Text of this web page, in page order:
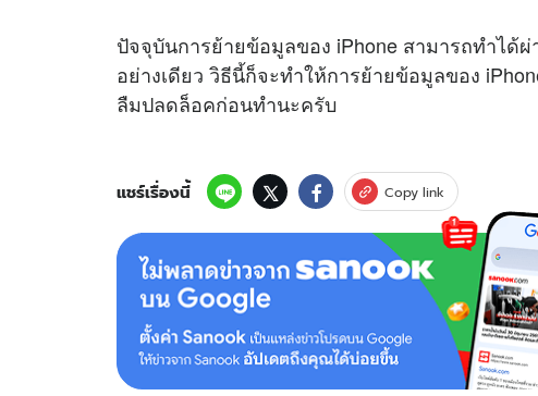
ปัจจุบันการย้ายข้อมูลของ iPhone สามารถทำได้ผ่
อย่างเดียว วิธีนี้ก็จะทำให้การย้ายข้อมูลของ
ลืมปลดล็อคก่อนทำนะครับ
แชร์เรื่องนี้ Copy link